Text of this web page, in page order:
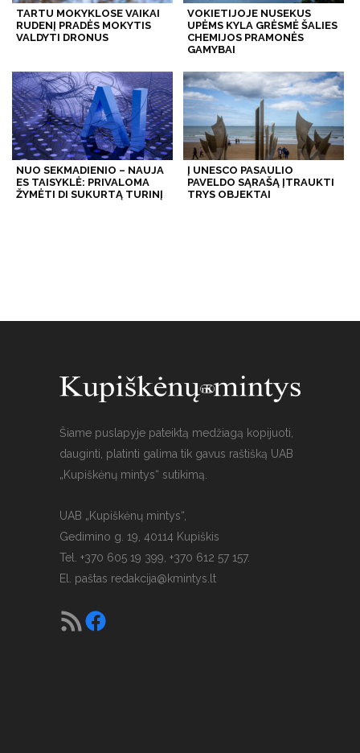
TARTU MOKYKLOSE VAIKAI
RUDENĮ PRADĖS MOKYTIS
VALDYTI DRONUS
VOKIETIJOJE NUSEKUS
UPĖMS KYLA GRĖSMĖ ŠALIES
CHEMIJOS PRAMONĖS
GAMYBAI
NUO SEKMADIENIO – NAUJA
ES TAISYKLĖ: PRIVALOMA
ŽYMĖTI DI SUKURTĄ TURINĮ
Į UNESCO PASAULIO
PAVELDO SĄRAŠĄ ĮTRAUKTI
TRYS OBJEKTAI
Šiame puslapyje pateiktą medžiagą kopijuoti,
dauginti, platinti galima tik gavus raštišką UAB
„Kupiškėnų mintys“ sutikimą.
UAB „Kupiškėnų mintys“,
Gedimino g. 19, 40114 Kupiškis
Tel. +370 605 19 399, +370 612 57 157.
El. paštas redakcija@kmintys.lt